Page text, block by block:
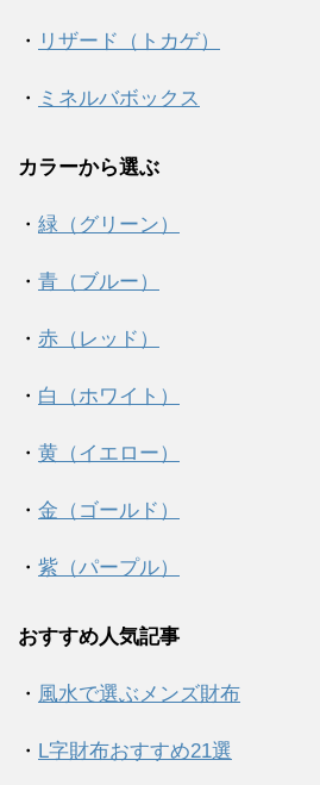
・ リザード（トカゲ）
・ ミネルバボックス
カラーから選ぶ
・ 緑（グリーン）
・ 青（ブルー）
・ 赤（レッド）
・ 白（ホワイト）
・ 黄（イエロー）
・ 金（ゴールド）
・ 紫（パープル）
おすすめ人気記事
・ 風水で選ぶメンズ財布
・ L字財布おすすめ21選